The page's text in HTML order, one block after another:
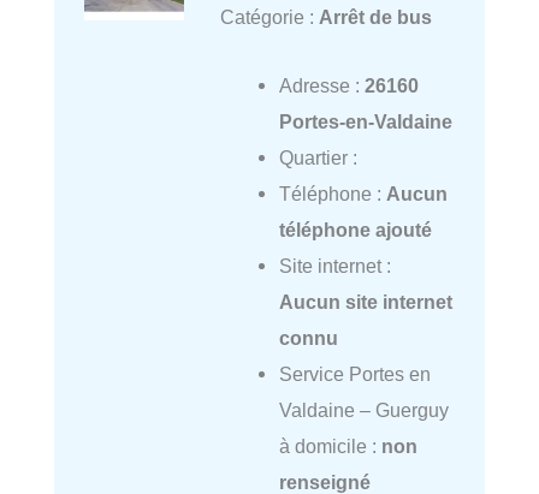
Catégorie : Arrêt de bus
Adresse : 26160
Portes-en-Valdaine
Quartier :
Téléphone : Aucun
téléphone ajouté
Site internet :
Aucun site internet
connu
Service Portes en
Valdaine – Guerguy
à domicile : non
renseigné